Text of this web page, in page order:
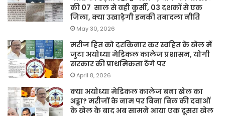
की 07 साल से वही कुर्सी, 03 दशकों से एक
जिला, क्या उखाड़ेगी इनकी तबादला नीति
May 30, 2026
मरीज हित को दरकिनार कर स्वहित के खेल में
जुटा अयोध्या मेडिकल कालेज प्रशासन, योगी
सरकार की प्राथमिकता ठेंगे पर
April 8, 2026
क्या अयोध्या मेडिकल कालेज बना खेल का
अड्डा? मरीजों के नाम पर बिना बिल की दवाओं
के खेल के बाद अब सामने आया एक दूसरा खेल